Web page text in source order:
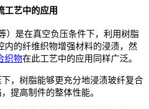
工艺中的应用
）是在真空负压条件下，利用树脂
内的纤维织物增强材料的浸渍，然
织物在此工艺中的应用同样广泛。
，树脂能够更充分地浸渍玻纤复合
提高制件的整体性能。